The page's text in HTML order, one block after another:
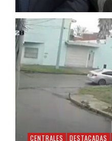
CENTRALES DESTACADAS